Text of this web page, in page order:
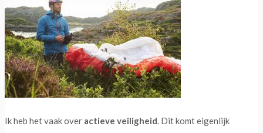
Ik heb het vaak over actieve veiligheid. Dit komt eigenlijk